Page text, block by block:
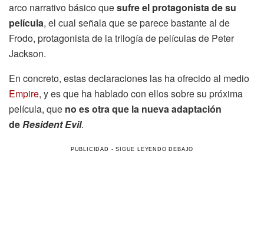
arco narrativo básico quesufre el protagonista de su
película, el cual señala que se parece bastante al de
Frodo, protagonista de la trilogía de películas de Peter
Jackson.
En concreto, estas declaraciones las ha ofrecido al medio
Empire, y es que ha hablado con ellos sobre su próxima
película, que no es otra que la nueva adaptación
deResident Evil.